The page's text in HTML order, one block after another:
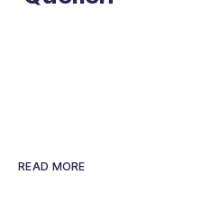
READ MORE